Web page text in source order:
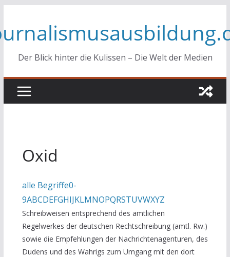
springen
Der Blick hinter die Kulissen – Die Welt der Medien
Oxid
alle Begriffe0-
9ABCDEFGHIJKLMNOPQRSTUVWXYZ
Schreibweisen entsprechend des amtlichen
Regelwerkes der deutschen Rechtschreibung (amtl. Rw.)
sowie die Empfehlungen der Nachrichtenagenturen, des
Dudens und des Wahrigs zum Umgang mit den dort